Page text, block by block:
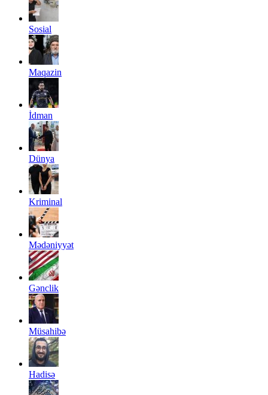
Sosial
Maqazin
İdman
Dünya
Kriminal
Mədəniyyət
Gənclik
Müsahibə
Hadisə